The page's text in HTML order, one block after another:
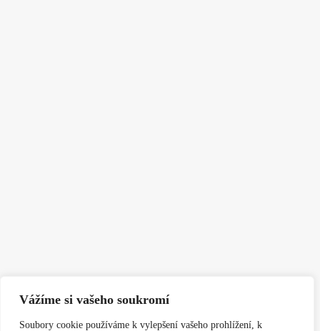
Vážíme si vašeho soukromí
Soubory cookie používáme k vylepšení vašeho prohlížení, k